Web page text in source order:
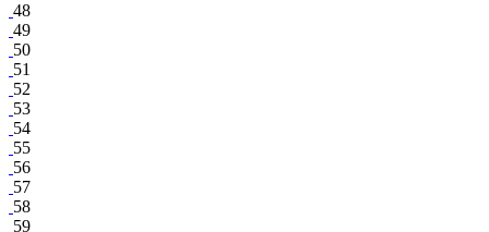
48
49
50
51
52
53
54
55
56
57
58
59